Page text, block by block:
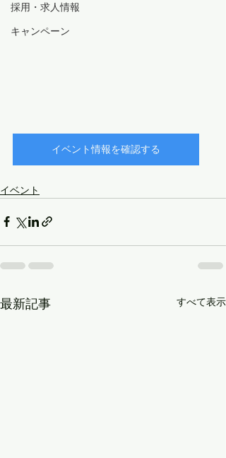
採用・求人情報
キャンペーン
イベント情報を確認する
イベント
最新記事 すべて表示